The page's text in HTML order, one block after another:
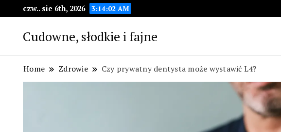
czw.. sie 6th, 2026 3:14:03 AM
Cudowne, słodkie i fajne
Home Zdrowie Czy prywatny dentysta może wystawić L4?